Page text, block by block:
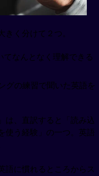
きく分けて２つ。
なんとなく理解できる
グの練習で聞いた英語を
は、直訳すると「読み込
使う経験」の一つ。英語
語に慣れるところからス